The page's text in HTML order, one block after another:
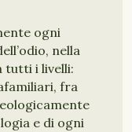
ogni
nella
tutti i livelli:
fra
e di ogni